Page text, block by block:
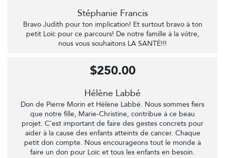
Stéphanie Francis
Bravo Judith pour ton implication! Et surtout bravo à ton
petit Loïc pour ce parcours! De notre famille à la vôtre,
nous vous souhaitons LA SANTÉ!!!
Hélène Labbé
Don de Pierre Morin et Hélène Labbé. Nous sommes fiers
que notre fille, Marie-Christine, contribue à ce beau
projet. C'est important de faire des gestes concrets pour
aider à la cause des enfants atteints de cancer. Chaque
petit don compte. Nous encourageons tout le monde à
faire un don pour Loïc et tous les enfants en besoin.
$250.00